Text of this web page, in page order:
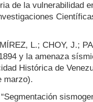
de la vulnerabilidad
L.; CHOY, J.;
y la amenaza
Histórica de
marzo).